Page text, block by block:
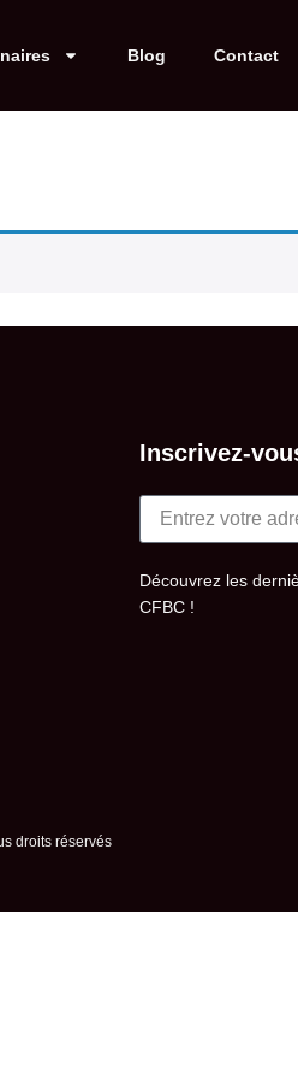
Blog Contact
Inscrivez-
Découvrez les
CFBC !
droits réservés